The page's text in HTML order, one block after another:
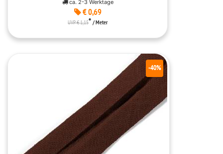
ca. 2-3 Werktage
€ 0,69
UVP € 1,15* / Meter
-40%